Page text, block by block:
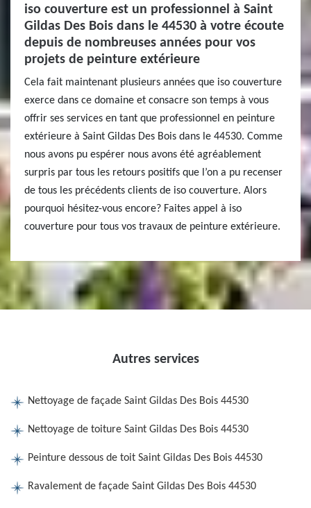
iso couverture est un professionnel à Saint
Gildas Des Bois dans le 44530 à votre écoute
depuis de nombreuses années pour vos
projets de peinture extérieure
Cela fait maintenant plusieurs années que iso couverture
exerce dans ce domaine et consacre son temps à vous
offrir ses services en tant que professionnel en peinture
extérieure à Saint Gildas Des Bois dans le 44530. Comme
nous avons pu espérer nous avons été agréablement
surpris par tous les retours positifs que l’on a pu recenser
de tous les précédents clients de iso couverture. Alors
pourquoi hésitez-vous encore? Faites appel à iso
couverture pour tous vos travaux de peinture extérieure.
Autres services
Nettoyage de façade Saint Gildas Des Bois 44530
Nettoyage de toiture Saint Gildas Des Bois 44530
Peinture dessous de toit Saint Gildas Des Bois 44530
Ravalement de façade Saint Gildas Des Bois 44530